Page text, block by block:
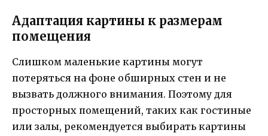
Адаптация картины к размерам
помещения
Слишком маленькие картины могут
потеряться на фоне обширных стен и не
вызвать должного внимания. Поэтому для
просторных помещений, таких как гостиные
или залы, рекомендуется выбирать картины